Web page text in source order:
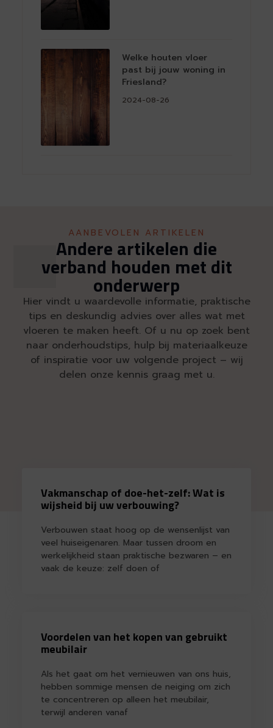
Welke houten vloer
past bij jouw woning in
Friesland?
2024-08-26
AANBEVOLEN ARTIKELEN
Andere artikelen die
verband houden met dit
onderwerp
Hier vindt u waardevolle informatie, praktische
tips en deskundig advies over alles wat met
vloeren te maken heeft. Of u nu op zoek bent
naar onderhoudstips, hulp bij materiaalkeuze
of inspiratie voor uw volgende project – wij
delen onze kennis graag met u.
Vakmanschap of doe-het-zelf: Wat is
wijsheid bij uw verbouwing?
Verbouwen staat hoog op de wensenlijst van
veel huiseigenaren. Maar tussen droom en
werkelijkheid staan praktische bezwaren – en
vaak de keuze: zelf doen of
Voordelen van het kopen van gebruikt
meubilair
Als het gaat om het vernieuwen van ons huis,
hebben sommige mensen de neiging om zich
te concentreren op alleen het meubilair,
terwijl anderen vanaf